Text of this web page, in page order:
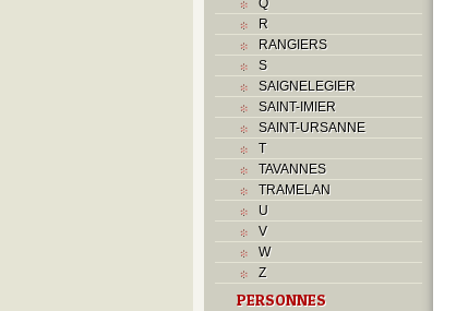
H
I
J
K
M
Monuments historiques
Paroisses
R
RANGIERS
S
SAIGNELEGIER
SAINT-IMIER
SAINT-URSANNE
T
TAVANNES
TRAMELAN
U
V
W
Z
PERSONNES